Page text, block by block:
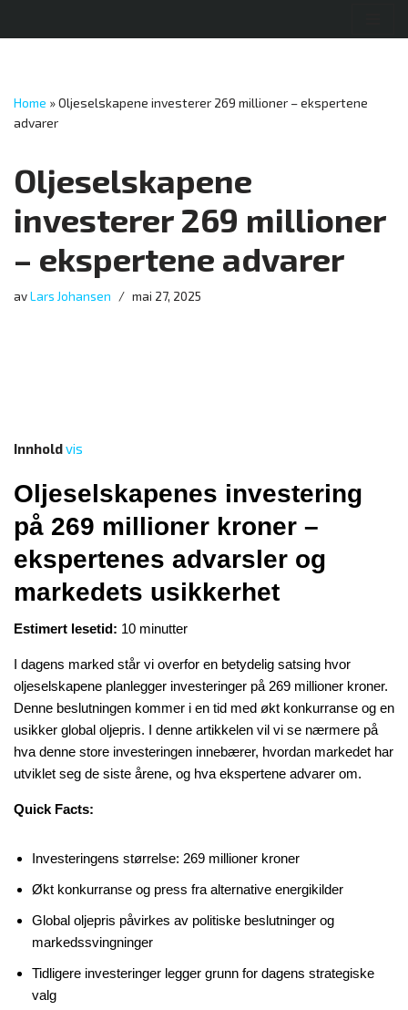
Home »Oljeselskapene investerer 269 millioner – ekspertene
advarer
Oljeselskapene
investerer 269 millioner
– ekspertene advarer
avLars Johansen mai 27, 2025
Innholdvis
Oljeselskapenes investering
på 269 millioner kroner –
ekspertenes advarsler og
markedets usikkerhet
Estimert lesetid: 10 minutter
I dagens marked står vi overfor en betydelig satsing hvor
oljeselskapene planlegger investeringer på 269 millioner kroner.
Denne beslutningen kommer i en tid med økt konkurranse og en
usikker global oljepris. I denne artikkelen vil vi se nærmere på
hva denne store investeringen innebærer, hvordan markedet har
utviklet seg de siste årene, og hva ekspertene advarer om.
Quick Facts:
Investeringens størrelse: 269 millioner kroner
Økt konkurranse og press fra alternative energikilder
Global oljepris påvirkes av politiske beslutninger og
markedssvingninger
Tidligere investeringer legger grunn for dagens strategiske
valg